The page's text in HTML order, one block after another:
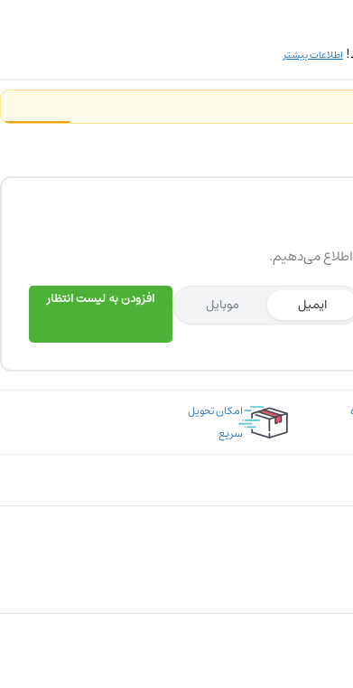
اطلاعات بیشتر
اطلاع می‌دهیم.
ایمیل موبایل افزودن به لیست انتظار
امکان تحویل
سریع